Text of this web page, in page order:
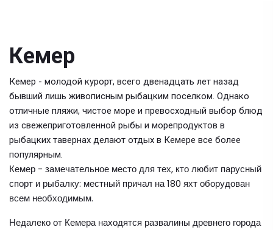
Кемер
Кемер - молодой курорт, всего двенадцать лет назад
бывший лишь живописным рыбацким поселком. Однако
отличные пляжи, чистое море и превосходный выбор блюд
из свежеприготовленной рыбы и морепродуктов в
рыбацких тавернах делают отдых в Кемере все более
популярным.
Кемер - замечательное место для тех, кто любит парусный
спорт и рыбалку: местный причал на 180 яхт оборудован
всем необходимым.
Недалеко от Кемера находятся развалины древнего города